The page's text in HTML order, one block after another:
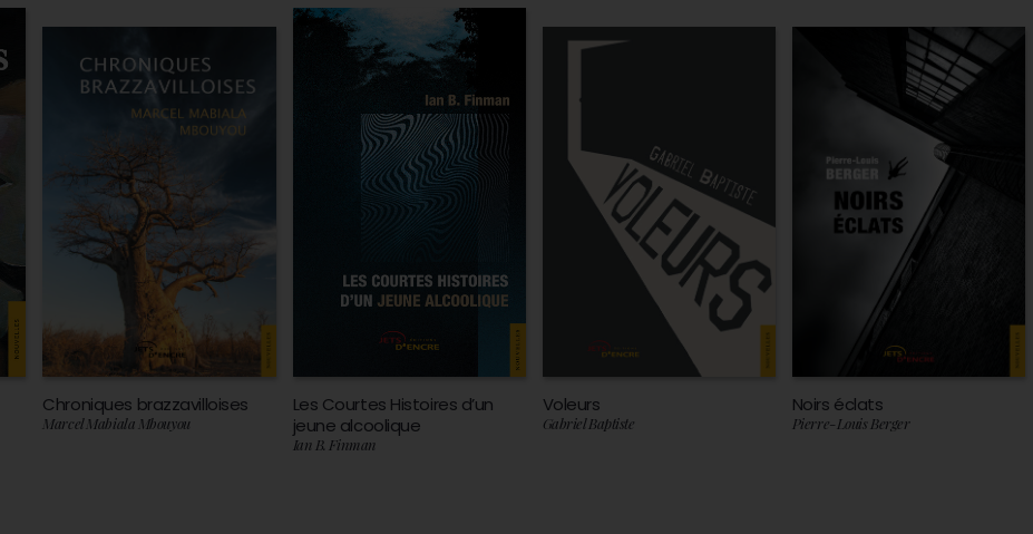
Chroniques brazzavilloises
Marcel Mabiala Mbouyou
Les Courtes Histoires d’un
jeune alcoolique
Ian B. Finman
Voleurs
Gabriel Baptiste
Noirs éclats
Pierre-Louis Berger